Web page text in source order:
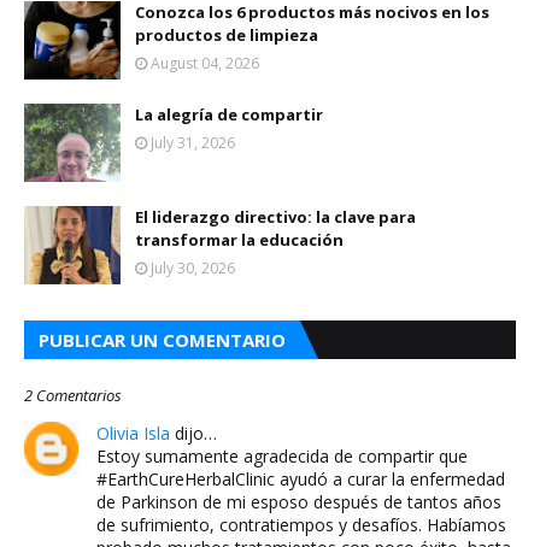
Conozca los 6 productos más nocivos en los
productos de limpieza
August 04, 2026
La alegría de compartir
July 31, 2026
El liderazgo directivo: la clave para
transformar la educación
July 30, 2026
PUBLICAR UN COMENTARIO
2 Comentarios
Olivia Isla dijo…
Estoy sumamente agradecida de compartir que
#EarthCureHerbalClinic ayudó a curar la enfermedad
de Parkinson de mi esposo después de tantos años
de sufrimiento, contratiempos y desafíos. Habíamos